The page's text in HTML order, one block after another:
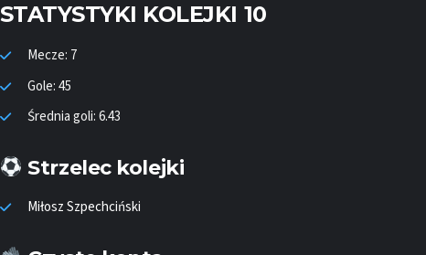
STATYSTYKI KOLEJKI 10
Mecze: 7
Gole: 45
Średnia goli: 6.43
Strzelec kolejki
Miłosz Szpechciński